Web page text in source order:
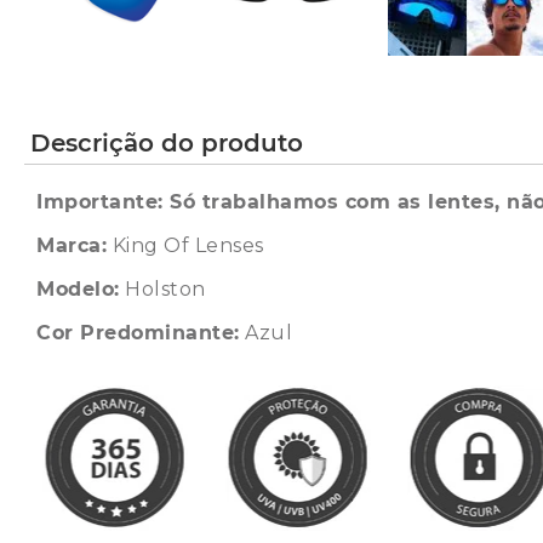
Descrição do produto
Importante: Só trabalhamos com as lentes,
Marca: King Of Lenses
Modelo: Holston
Cor Predominante: Azul